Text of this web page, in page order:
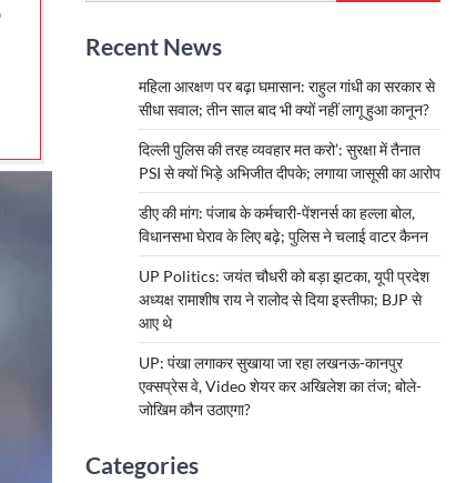
Recent News
महिला आरक्षण पर बढ़ा घमासान: राहुल गांधी का सरकार से
सीधा सवाल; तीन साल बाद भी क्यों नहीं लागू हुआ कानून?
दिल्ली पुलिस की तरह व्यवहार मत करो’: सुरक्षा में तैनात
PSI से क्यों भिड़े अभिजीत दीपके; लगाया जासूसी का आरोप
डीए की मांग: पंजाब के कर्मचारी-पेंशनर्स का हल्ला बोल,
विधानसभा घेराव के लिए बढ़े; पुलिस ने चलाई वाटर कैनन
UP Politics: जयंत चौधरी को बड़ा झटका, यूपी प्रदेश
अध्यक्ष रामाशीष राय ने रालोद से दिया इस्तीफा; BJP से
आए थे
UP: पंखा लगाकर सुखाया जा रहा लखनऊ-कानपुर
एक्सप्रेस वे, Video शेयर कर अखिलेश का तंज; बोले-
जोखिम कौन उठाएगा?
Categories